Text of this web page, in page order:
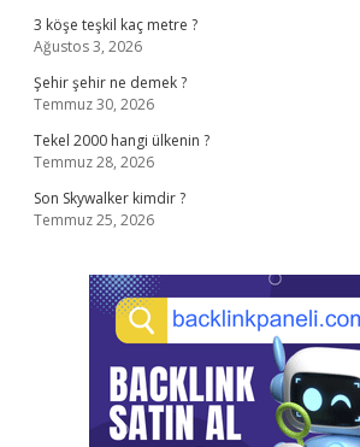
3 köşe teşkil kaç metre ?
Ağustos 3, 2026
Şehir şehir ne demek ?
Temmuz 30, 2026
Tekel 2000 hangi ülkenin ?
Temmuz 28, 2026
Son Skywalker kimdir ?
Temmuz 25, 2026